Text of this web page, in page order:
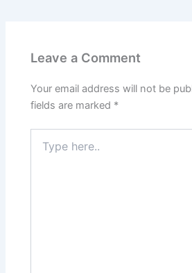
Leave a Comment
Your email address will not be
fields are marked *
here..